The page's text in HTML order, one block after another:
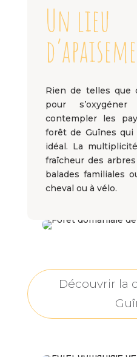
Un lieu
Rien de telles que
pour
contempler les
forêt de Guînes
idéal. La
fraîcheur des
balades familiales
cheval ou à vélo.
Découvrir la